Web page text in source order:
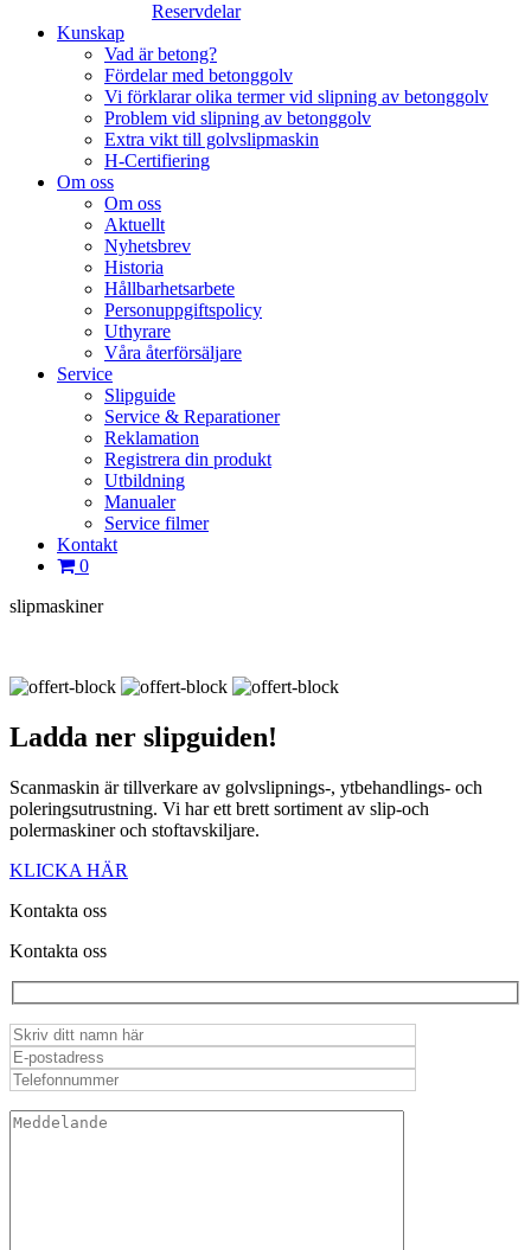
Reservdelar
Kunskap
Vad är betong?
Fördelar med betonggolv
Vi förklarar olika termer vid slipning av betonggolv
Problem vid slipning av betonggolv
Extra vikt till golvslipmaskin
H-Certifiering
Om oss
Om oss
Aktuellt
Nyhetsbrev
Historia
Hållbarhetsarbete
Personuppgiftspolicy
Uthyrare
Våra återförsäljare
Service
Slipguide
Service & Reparationer
Reklamation
Registrera din produkt
Utbildning
Manualer
Service filmer
Kontakt
0
slipmaskiner
Ladda ner slipguiden!
Scanmaskin är tillverkare av golvslipnings-, ytbehandlings- och
poleringsutrustning. Vi har ett brett sortiment av slip-och
polermaskiner och stoftavskiljare.
KLICKA HÄR
Kontakta oss
Kontakta oss